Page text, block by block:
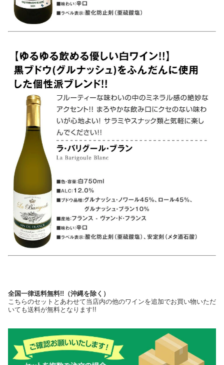
全国一律送料無料!!（沖縄を除く）
こちらのセットとあわせて当店内の他のワインを追加でお買い物いただ
いても送料が無料となります!!